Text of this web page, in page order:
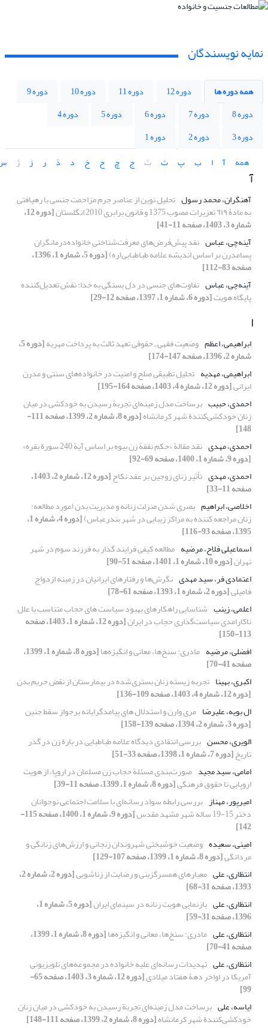
نمایه نویسندگان
همه دوره ها دوره 12 دوره 11 دوره 10
دوره 9
دوره 8
دوره 7 دوره 6 دوره 5
دوره 4
دوره 3
دوره 2
دوره 1
همه
آ ا ب پ ت ث ج چ ح خ د ذ ر ز ژ
آ
آهنگران، محمد رسول تحلیل نوین از عناصر جرم مزاحمت جنسی با رهیافتی
به مادۀ ٦١٩ تعزیرات مصوب 1375 و قانون برابری 2010 انگلستان [دوره 12،
شماره 3، 1403، صفحه 11-41]
آینه‌چی، عباس نقد پیش‌فرض‌های معرفت‌شناختی خانواده‌درمانگران
پسا‌مدرن بر اساس اندیشه علامه طباطبایی(ره) [دوره 5، شماره 1، 1396،
صفحه 83-112]
آینه‌چی، عباس تفاوت‌های جنسی در دل بستگی به خدا: نقش تعدیل‌کننده
پایگاه هویت[دوره 6، شماره 1، 1397، صفحه 12-29]
ا
ابراهیمی، اعظم وضعیت فقهی ـ حقوقی تعهد ثالث به پرداخت مهریه [دوره 5،
شماره 2، 1396، صفحه 147-174]
ابراهیمی، مهدیه تحلیل تطبیقی صلح و امنیت در خانواده‌های سنتی و مدرن
ایرانی[دوره 12، شماره 4، 1403، صفحه 164-195]
احمدی، حبیب برساخت مدل زمینه‌ای تجربة رسیدن به خودکشی در میان
زنان خودکشی‌کنندة شهر کرمانشاه [دوره 8، شماره 2، 1399، صفحه 111-
148]
احمدی، مهدی نقد مقالة «حکم نفقة زن بیوه بر اساس آیة 240 سورة بقره»
[دوره 9، شماره 1، 1400، صفحه 69-92]
احمدی، مهدی تأثیر زنای زوجین بر عقد نکاح [دوره 12، شماره 2، 1403،
صفحه 11-33]
اخلاصی، ابراهیم بصری شدن منزلت زنانه و مدیریت بدن (مورد مطالعه:
زنان مراجعه کننده به مراکز زیبایی در شهر بندرعباس) [دوره 4، شماره 1،
1395، صفحه 93-116]
اسماعیلی فلاح، مرضیه مطالعه کیفی فرایند گذار به فرزند‌ سوم در شهر
تهران[دوره 10، شماره 1، 1401، صفحه 51-90]
اعتمادی فر، سید مهدی نگرش‌ها و رفتارهای ایرانیان در زمینه ازدواج
فامیلی[دوره 2، شماره 1، 1393، صفحه 61-78]
اعلمی، زینب شناسایی راهکارهای بهبود سیاست های حجاب متناسب با علل
ناکارامدی سیاست‌گذاری حجاب در ایران [دوره 12، شماره 1، 1403، صفحه
113-150]
افضلی، مرضیه مادری: سنخ‌ها، معانی و انگیزه‌ها [دوره 8، شماره 1، 1399،
صفحه 41-70]
اکبری، بهینا تجربه زیسته زنان بستری‌شده در بیمارستان از نقض حریم بدن
[دوره 12، شماره 4، 1403، صفحه 109-136]
ال بویه، علیرضا مری وارن و استدلال های پیامدگرایانه برجواز سقط جنین
[دوره 3، شماره 2، 1394، صفحه 139-158]
الویری، محسن بررسی انتقادی دیدگاه علامه طباطبایی در بارة زن در گذر
تاریخ[دوره 7، شماره 1، 1398، صفحه 33-51]
امامی، سید مجید صورت‌بندی مسئلة حجاب زن مسلمان در اروپا، از هویت
اروپایی تا حقوق فرهنگی[دوره 8، شماره 1، 1399، صفحه 11-39]
امیرپور، مهناز بررسی رابطه سواد رسانه‌ای با سلامت اجتماعی نوجوانان
دختر 15-19 ساله شهر مشهد مقدس [دوره 9، شماره 1، 1400، صفحه 115-
142]
امینی، سعیده وضعیت خوشبختی شهروندان زنجانی و ارزش‌های زنانگی و
مردانگی[دوره 8، شماره 1، 1399، صفحه 107-129]
انتظاری، علی معیارهای همسرگزینی و رضایت از زناشویی [دوره 2، شماره 2،
1393، صفحه 31-68]
انتظاری، علی بازنمایی هویت زنانه در سینمای ایران [دوره 5، شماره 1،
1396، صفحه 31-59]
انتظاری، علی مادری: سنخ‌ها، معانی و انگیزه‌ها [دوره 8، شماره 1، 1399،
صفحه 41-70]
انتظاری، علی تهدیدات رسانه‌ای علیه خانواده در مجموعه‌های تلویزیونی
آمریکا در اواخر دهۀ هفتاد میلادی [دوره 12، شماره 3، 1403، صفحه 65-
99]
ایاسه، علی برساخت مدل زمینه‌ای تجربة رسیدن به خودکشی در میان زنان
خودکشی‌کنندة شهر کرمانشاه[دوره 8، شماره 2، 1399، صفحه 111-148]